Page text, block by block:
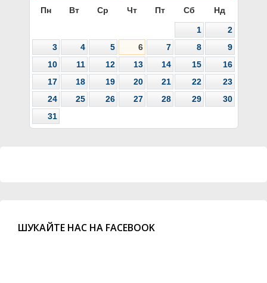
Пн Вт Ср Чт Пт Сб Нд
1
2
3
4 5 6 7 8
9
10
11 12 13 14 15
16
17
18 19 20 21 22
23
24
25 26 27 28 29
30
31
ШУКАЙТЕ НАС НА FACEBOOK